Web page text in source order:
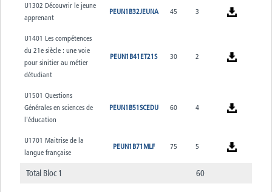
U1302 Découvrir le jeune
apprenant
PEUN1B32JEUNA 45 3
U1401 Les compétences
du 21e siècle : une voie
pour sinitier au métier
détudiant
PEUN1B41ET21S 30 2
U1501 Questions
Générales en sciences de
l'éducation
PEUN1B51SCEDU 60 4
U1701 Maitrise de la
langue française
PEUN1B71MLF 75 5
Total Bloc 1 60